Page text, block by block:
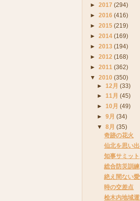
► 2017 (294)
► 2016 (416)
► 2015 (219)
► 2014 (169)
► 2013 (194)
► 2012 (168)
► 2011 (362)
▼ 2010 (350)
► 12月(33)
► 11月(45)
► 10月(49)
►9月(34)
▼8月(35)
奇跡の花火
仙北を思い
知事サミット
総合防災訓練
絶え間ない
時の交差点
桧木内地域